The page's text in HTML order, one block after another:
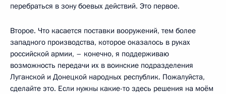
перебраться в зону боевых действий. Это первое.
Второе. Что касается поставки вооружений, тем более
западного производства, которое оказалось в руках
российской армии, – конечно, я поддерживаю
возможность передачи их в воинские подразделения
Луганской и Донецкой народных республик. Пожалуйста,
сделайте это. Если нужны какие-то здесь решения на моём